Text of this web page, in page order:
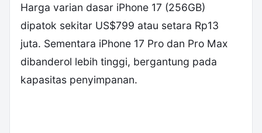
‎Harga varian dasar iPhone 17 (256GB)
dipatok sekitar US$799 atau setara Rp13
juta. Sementara iPhone 17 Pro dan Pro Max
dibanderol lebih tinggi, bergantung pada
kapasitas penyimpanan.